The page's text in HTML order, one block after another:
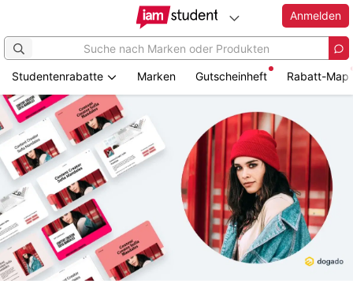
Anmelden
Studentenrabatte Marken Gutscheinheft Rabatt-Map